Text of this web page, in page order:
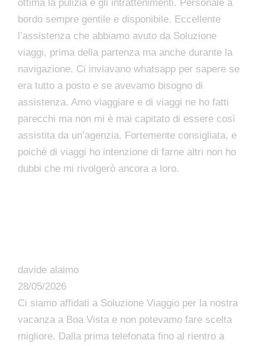
ottima la pulizia e gli intrattenimenti. Personale a
bordo sempre gentile e disponibile. Eccellente
l’assistenza che abbiamo avuto da Soluzione
viaggi, prima della partenza ma anche durante la
navigazione. Ci inviavano whatsapp per sapere se
era tutto a posto e se avevamo bisogno di
assistenza. Amo viaggiare e di viaggi ne ho fatti
parecchi ma non mi è mai capitato di essere così
assistita da un’agenzia. Fortemente consigliata, e
poiché di viaggi ho intenzione di farne altri non ho
dubbi che mi rivolgerò ancora a loro.
davide alaimo
28/05/2026
Ci siamo affidati a Soluzione Viaggio per la nostra
vacanza a Boa Vista e non potevamo fare scelta
migliore. Dalla prima telefonata fino al rientro a